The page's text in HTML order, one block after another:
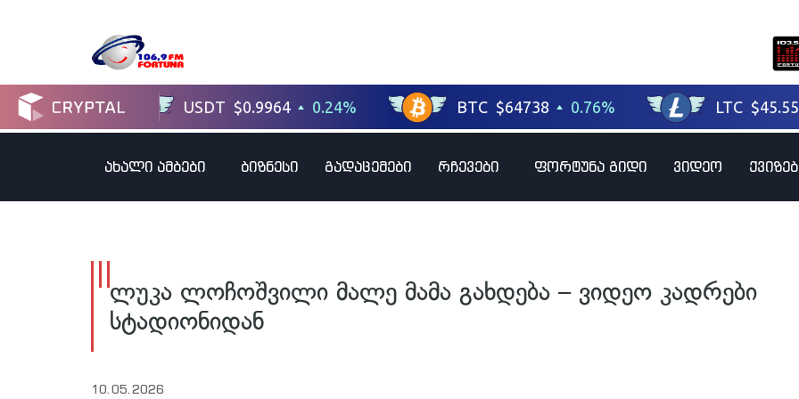
ახალი ამბები ბიზნესი გადაცემები რჩევები ფორტუნა გიდი ვიდეო
ლუკა ლოჩოშვილი მალე მამა გახდება – ვიდეო კადრები
სტადიონიდან
10.05.2026